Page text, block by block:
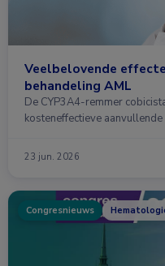
Veelbelovende
behandeling AML
De CYP3A4-remmer
kosteneffectieve
23 jun. 2026
Congresnieuws